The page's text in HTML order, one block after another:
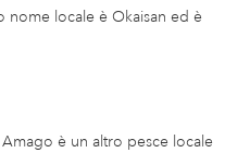
locale è Okaisan ed è
è un altro pesce locale